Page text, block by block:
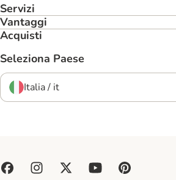
Servizi
Vantaggi
Acquisti
Seleziona Paese
Italia / it